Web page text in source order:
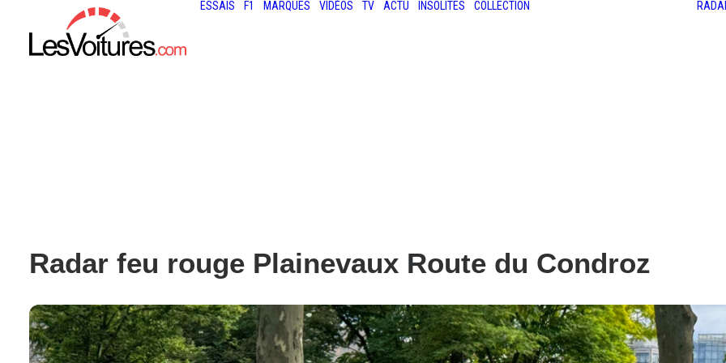
ESSAIS F1 MARQUES VIDÉOS TV ACTU INSOLITES COLLECTION
Radar feu rouge Plainevaux Route du Condroz